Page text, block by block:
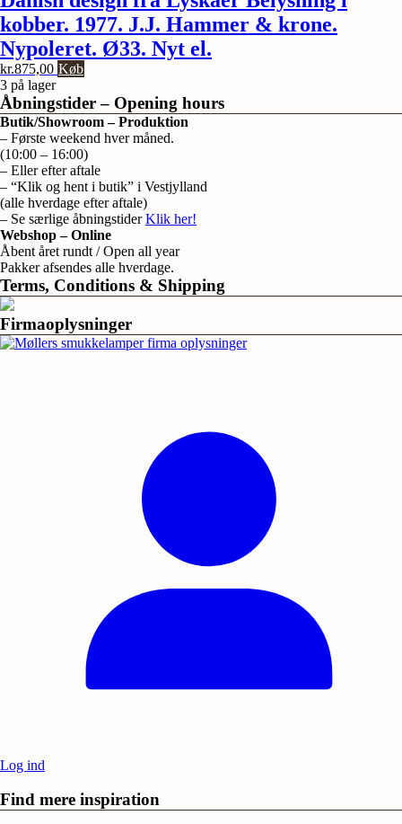
kobber. 1977. J.J. Hammer & krone.
Nypoleret. Ø33. Nyt el.
kr.875,00 Køb
3 på lager
Åbningstider – Opening hours
Butik/Showroom – Produktion
– Første weekend hver måned.
(10:00 – 16:00)
– Eller efter aftale
– “Klik og hent i butik” i Vestjylland
(alle hverdage efter aftale)
– Se særlige åbningstiderKlik her!
Webshop – Online
Åbent året rundt / Open all year
Pakker afsendes alle hverdage.
Terms, Conditions & Shipping
Firmaoplysninger
Log ind
Find mere inspiration